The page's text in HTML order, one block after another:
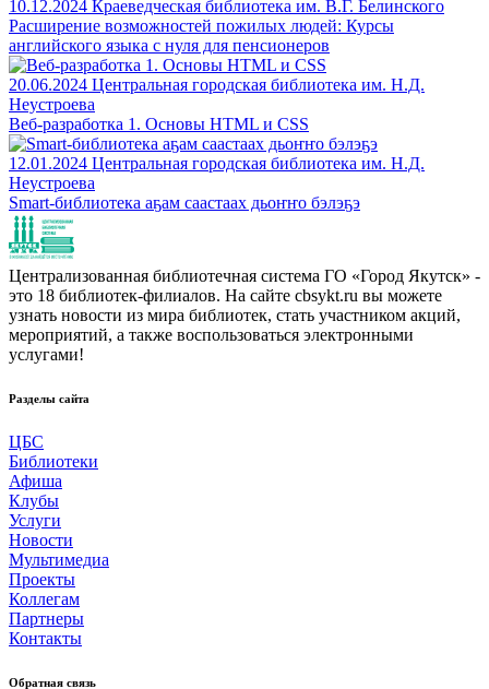
10.12.2024 Краеведческая библиотека им. В.Г. Белинского
Расширение возможностей пожилых людей: Курсы
английского языка с нуля для пенсионеров
20.06.2024 Центральная городская библиотека им. Н.Д.
Неустроева
Веб-разработка 1. Основы HTML и CSS
12.01.2024 Центральная городская библиотека им. Н.Д.
Неустроева
Smart-библиотека аҕам саастаах дьоҥҥо бэлэҕэ
Централизованная библиотечная система ГО «Город Якутск» -
это 18 библиотек-филиалов. На сайте cbsykt.ru вы можете
узнать новости из мира библиотек, стать участником акций,
мероприятий, а также воспользоваться электронными
услугами!
Разделы сайта
ЦБС
Библиотеки
Афиша
Клубы
Услуги
Новости
Мультимедиа
Проекты
Коллегам
Партнеры
Контакты
Обратная связь